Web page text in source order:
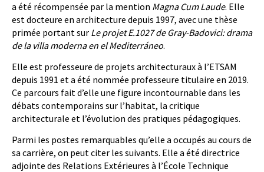
a été récompensée par la mention Magna Cum Laude. Elle
est docteure en architecture depuis 1997, avec une thèse
primée portant sur Le projet E.1027 de Gray-Badovici: drama
de la villa moderna en el Mediterráneo.
Elle est professeure de projets architecturaux à l’ETSAM
depuis 1991 et a été nommée professeure titulaire en 2019.
Ce parcours fait d’elle une figure incontournable dans les
débats contemporains sur l’habitat, la critique
architecturale et l’évolution des pratiques pédagogiques.
Parmi les postes remarquables qu’elle a occupés au cours de
sa carrière, on peut citer les suivants. Elle a été directrice
adjointe des Relations Extérieures à l’École Technique